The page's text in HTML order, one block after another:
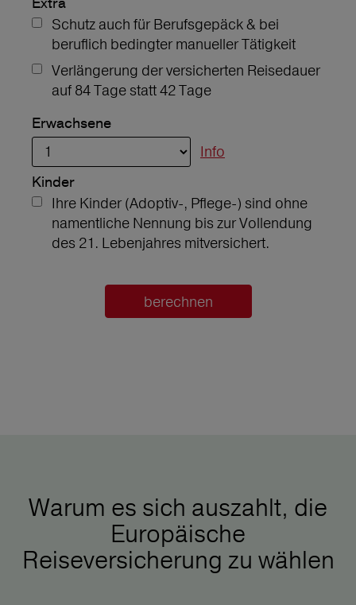
Schutz auch für Berufsgepäck & bei
beruflich bedingter manueller Tätigkeit
Verlängerung der versicherten Reisedauer
auf 84 Tage statt 42 Tage
Erwachsene
Info
Kinder
Ihre Kinder (Adoptiv-, Pflege-) sind ohne
namentliche Nennung bis zur Vollendung
des 21. Lebenjahres mitversichert.
berechnen
Warum es sich auszahlt, die
Europäische
Reiseversicherung zu wählen